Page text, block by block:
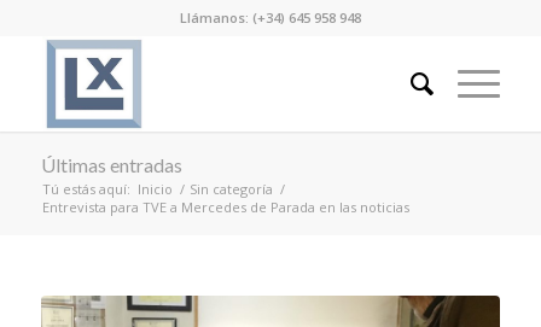
Llámanos: (+34) 645 958 948
Últimas entradas
Tú estás aquí: Inicio / Sin categoría /
Entrevista para TVE a Mercedes de Parada en las noticias